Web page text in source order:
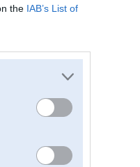
the IAB’s List of
1,8A, bet kad izņemu to, tad tikai
salīdzinot ar sievas SAABu, bet
ar vai bez tā dro?inātaja. Vai tas
auto, ja vien tas nav spuldziites vai